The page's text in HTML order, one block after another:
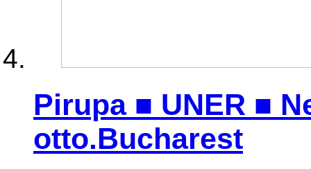
Pirupa ■ UNER ■
otto.Bucharest